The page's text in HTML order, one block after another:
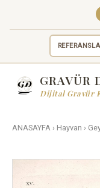
GRAVÜR
Dijital Gravür
ANASAYFA › Hayvan ›